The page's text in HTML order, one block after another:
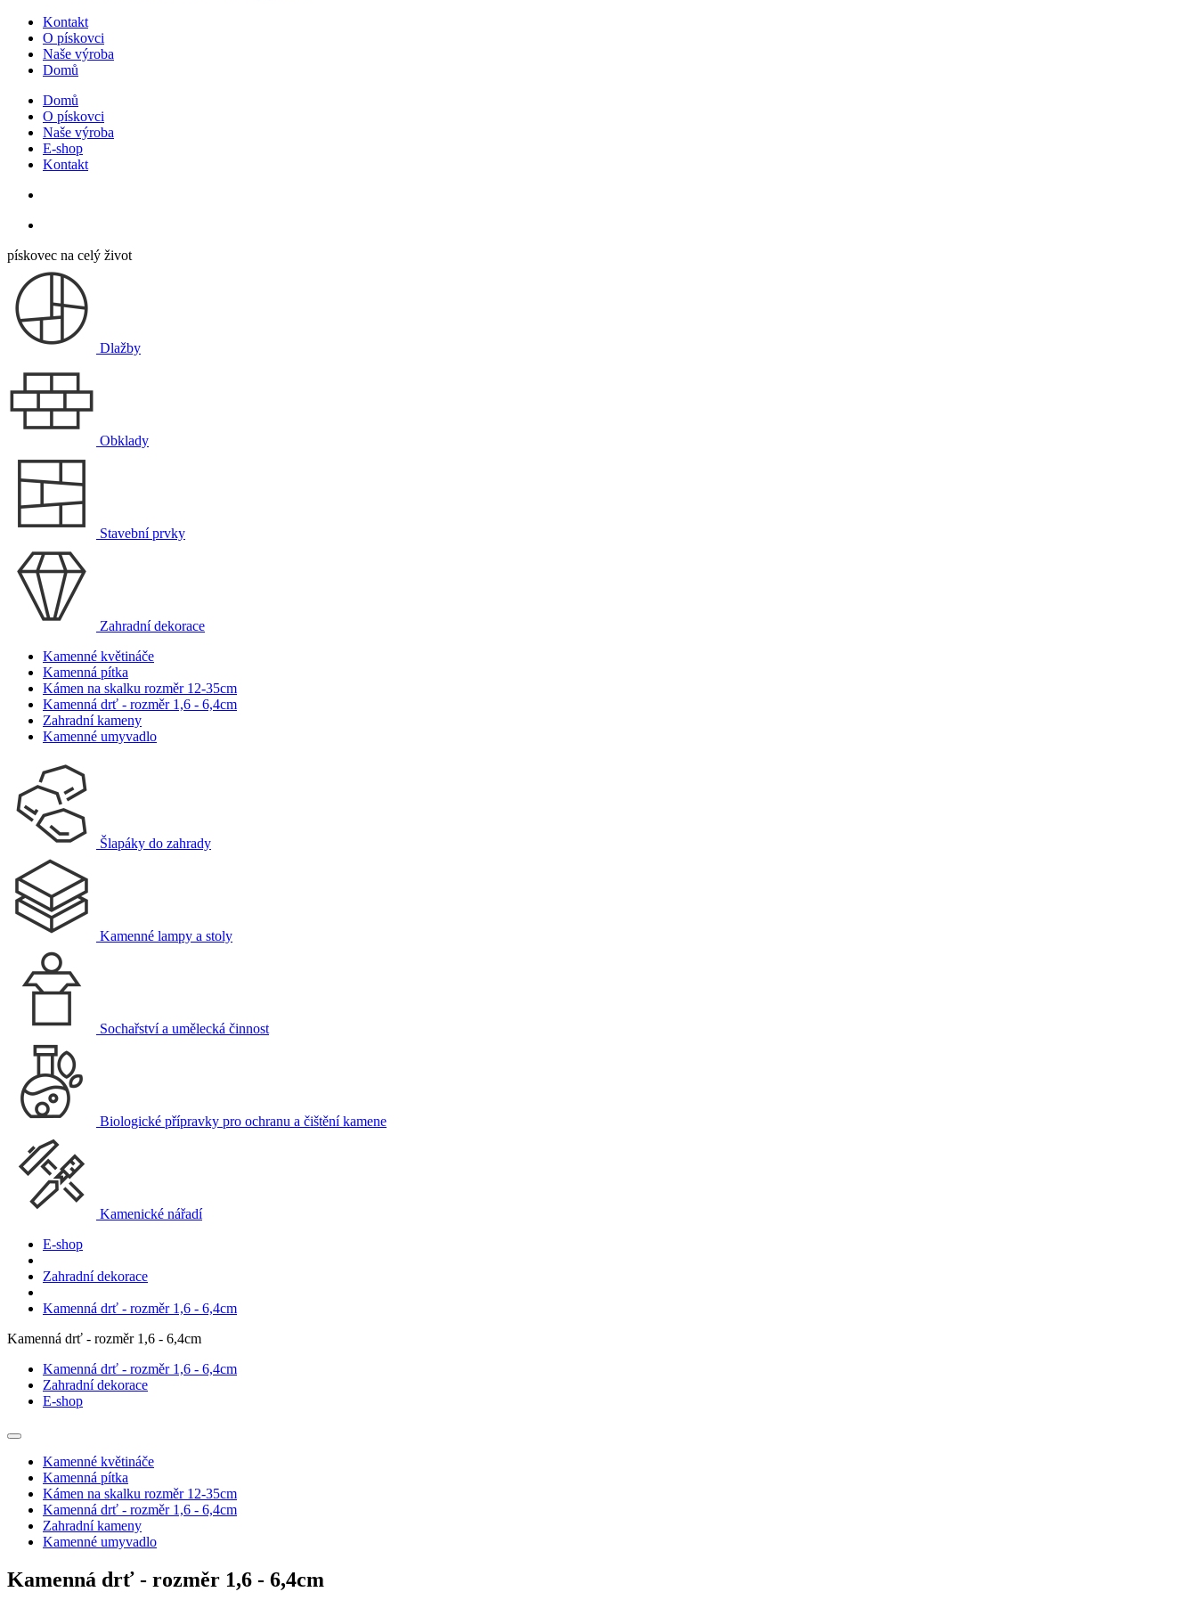
Kontakt
O pískovci
Naše výroba
Domů
Domů
O pískovci
Naše výroba
E-shop
Kontakt
pískovec na celý život
Dlažby
Obklady
Stavební prvky
Zahradní dekorace
Kamenné květináče
Kamenná pítka
Kámen na skalku rozměr 12-35cm
Kamenná drť - rozměr 1,6 - 6,4cm
Zahradní kameny
Kamenné umyvadlo
Šlapáky do zahrady
Kamenné lampy a stoly
Sochařství a umělecká činnost
Biologické přípravky pro ochranu a čištění kamene
Kamenické nářadí
E-shop
Zahradní dekorace
Kamenná drť - rozměr 1,6 - 6,4cm
Kamenná drť - rozměr 1,6 - 6,4cm
Kamenná drť - rozměr 1,6 - 6,4cm
Zahradní dekorace
E-shop
Kamenné květináče
Kamenná pítka
Kámen na skalku rozměr 12-35cm
Kamenná drť - rozměr 1,6 - 6,4cm
Zahradní kameny
Kamenné umyvadlo
Kamenná drť - rozměr 1,6 - 6,4cm